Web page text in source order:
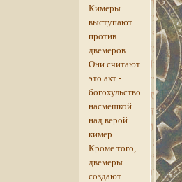
Кимеры
выступают
против
двемеров.
Они считают
это акт -
богохульством,
насмешкой
над верой
кимер.
Кроме того,
двемеры
создают